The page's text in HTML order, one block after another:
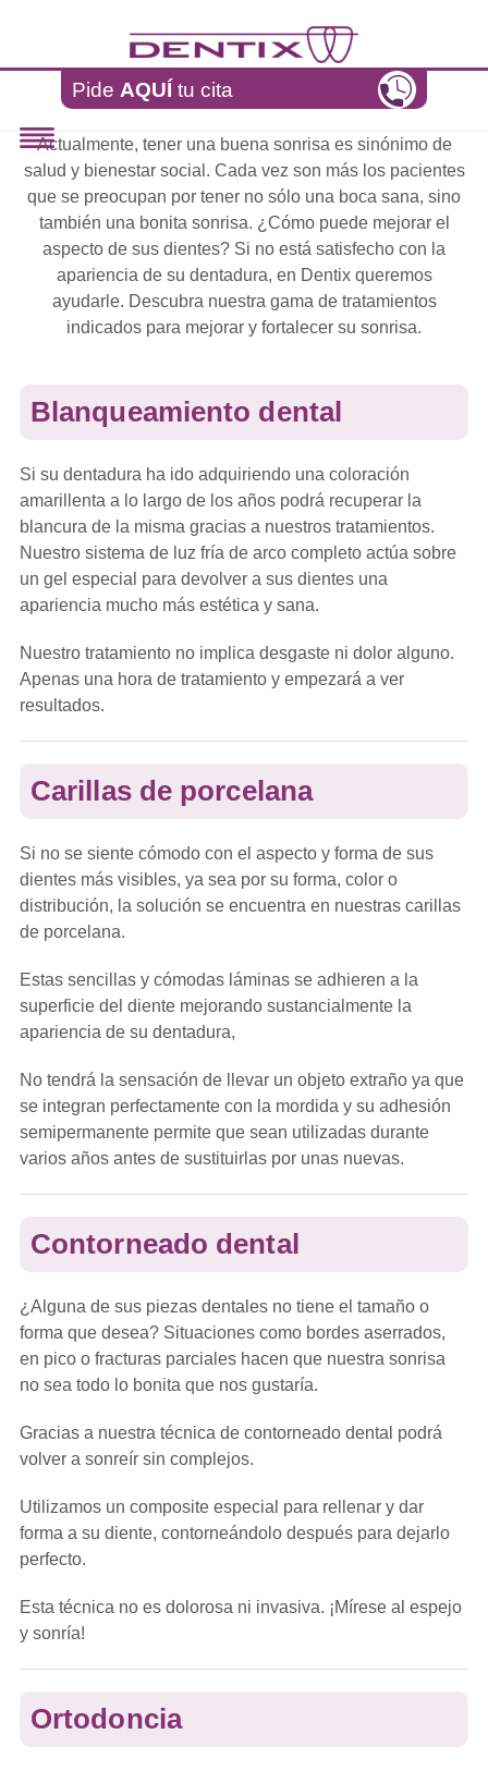
Pide AQUÍ tu cita
Actualmente, tener una buena sonrisa es sinónimo de
salud y bienestar social. Cada vez son más los pacientes
que se preocupan por tener no sólo una boca sana, sino
también una bonita sonrisa. ¿Cómo puede mejorar el
aspecto de sus dientes? Si no está satisfecho con la
apariencia de su dentadura, en Dentix queremos
ayudarle. Descubra nuestra gama de tratamientos
indicados para mejorar y fortalecer su sonrisa.
Blanqueamiento dental
Si su dentadura ha ido adquiriendo una coloración
amarillenta a lo largo de los años podrá recuperar la
blancura de la misma gracias a nuestros tratamientos.
Nuestro sistema de luz fría de arco completo actúa sobre
un gel especial para devolver a sus dientes una
apariencia mucho más estética y sana.
Nuestro tratamiento no implica desgaste ni dolor alguno.
Apenas una hora de tratamiento y empezará a ver
resultados.
Carillas de porcelana
Si no se siente cómodo con el aspecto y forma de sus
dientes más visibles, ya sea por su forma, color o
distribución, la solución se encuentra en nuestras carillas
de porcelana.
Estas sencillas y cómodas láminas se adhieren a la
superficie del diente mejorando sustancialmente la
apariencia de su dentadura,
No tendrá la sensación de llevar un objeto extraño ya que
se integran perfectamente con la mordida y su adhesión
semipermanente permite que sean utilizadas durante
varios años antes de sustituirlas por unas nuevas.
Contorneado dental
¿Alguna de sus piezas dentales no tiene el tamaño o
forma que desea? Situaciones como bordes aserrados,
en pico o fracturas parciales hacen que nuestra sonrisa
no sea todo lo bonita que nos gustaría.
Gracias a nuestra técnica de contorneado dental podrá
volver a sonreír sin complejos.
Utilizamos un composite especial para rellenar y dar
forma a su diente, contorneándolo después para dejarlo
perfecto.
Esta técnica no es dolorosa ni invasiva. ¡Mírese al espejo
y sonría!
Ortodoncia